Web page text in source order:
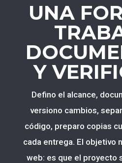
UNA
Y
Defino el alcance,
versiono cambios,
código, preparo copias
cada entrega. El objetivo
web: es que el proyecto